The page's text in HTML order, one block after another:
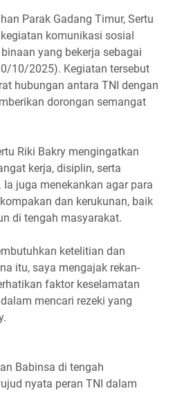
Parak Gadang Timur, Sertu
komunikasi sosial
yang bekerja sebagai
10/2025). Kegiatan tersebut
hubungan antara TNI dengan
dorongan semangat
Riki Bakry mengingatkan
kerja, disiplin, serta
juga menekankan agar para
dan kerukunan, baik
di tengah masyarakat.
ketelitian dan
itu, saya mengajak rekan-
faktor keselamatan
mencari rezeki yang
Babinsa di tengah
nyata peran TNI dalam